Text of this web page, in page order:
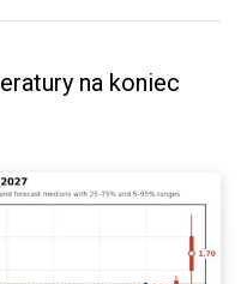
na koniec